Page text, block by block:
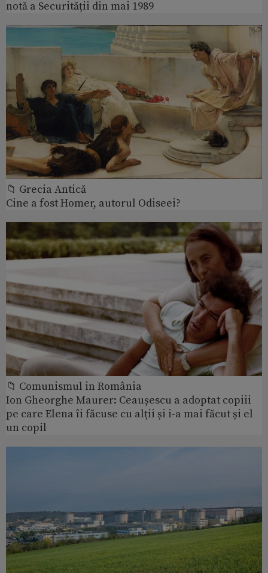
notă a Securității din mai 1989
📁 Grecia Antică
Cine a fost Homer, autorul Odiseei?
📁 Comunismul in România
Ion Gheorghe Maurer: Ceaușescu a adoptat copiii
pe care Elena îi făcuse cu alții și i-a mai făcut și el
un copil